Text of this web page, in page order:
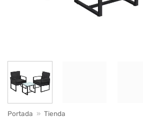
Portada » Tienda